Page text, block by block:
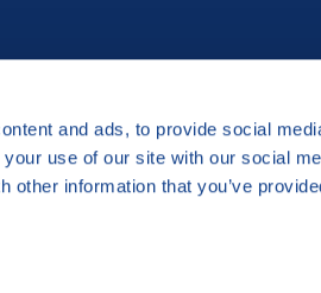
and ads, to provide social
use of our site with our social
other information that you’ve
od
CZECHIA.COM .